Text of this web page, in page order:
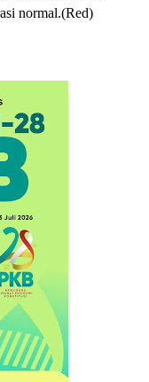
normal.(Red)